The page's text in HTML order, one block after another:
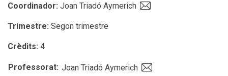
Coordinador: Joan Triadó Aymerich
Trimestre: Segon trimestre
Crèdits: 4
Professorat: Joan Triadó Aymerich